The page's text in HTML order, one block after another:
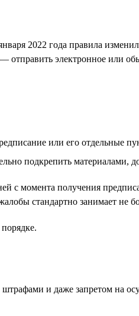
2022 года правила
электронное или
или его отдельные
подкрепить материалами,
с момента получения
стандартно занимает не
и даже запретом на